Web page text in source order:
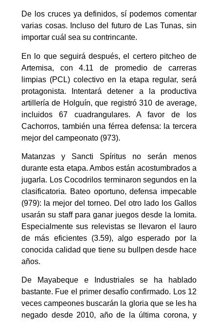
De los cruces ya definidos, sí podemos comentar
varias cosas. Incluso del futuro de Las Tunas, sin
importar cuál sea su contrincante.
En lo que seguirá después, el certero pitcheo de
Artemisa, con 4.11 de promedio de carreras
limpias (PCL) colectivo en la etapa regular, será
protagonista. Intentará detener a la productiva
artillería de Holguín, que registró 310 de average,
incluidos 67 cuadrangulares. A favor de los
Cachorros, también una férrea defensa: la tercera
mejor del campeonato (973).
Matanzas y Sancti Spíritus no serán menos
durante esta etapa. Ambos están acostumbrados a
jugarla. Los Cocodrilos terminaron segundos en la
clasificatoria. Bateo oportuno, defensa impecable
(979): la mejor del torneo. Del otro lado los Gallos
usarán su staff para ganar juegos desde la lomita.
Especialmente sus relevistas se llevaron el lauro
de más eficientes (3.59), algo esperado por la
conocida calidad que tiene su bullpen desde hace
años.
De Mayabeque e Industriales se ha hablado
bastante. Fue el primer desafío confirmado. Los 12
veces campeones buscarán la gloria que se les ha
negado desde 2010, año de la última corona, y